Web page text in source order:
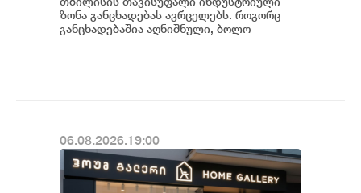
ზონა განცხადებას ავრცელებს. როგორც
განცხადებაშია აღნიშნული, ბოლო
06.08.2026.19:00